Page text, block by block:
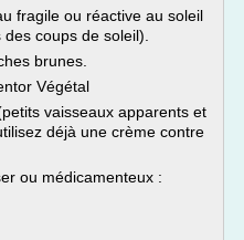
fragile ou réactive au soleil
coups de soleil).
brunes.
Végétal
vaisseaux apparents et
déjà une crème contre
ou médicamenteux :